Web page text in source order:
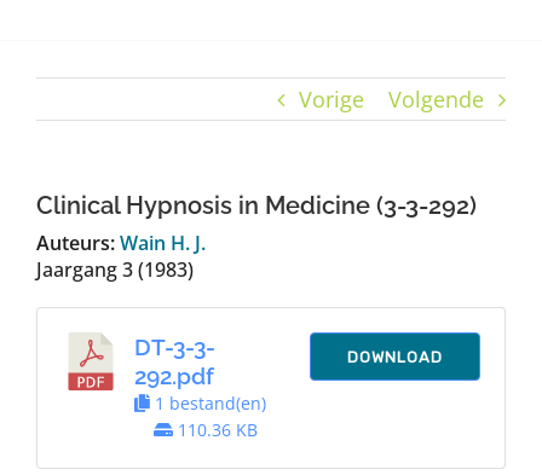
TDT Overzicht
Over Dth
Contact
Vorige Volgende
Clinical Hypnosis in Medicine (3-3-292)
Auteurs:Wain H. J.
Jaargang 3 (1983)
DT-3-3-
292.pdf
1 bestand(en)
110.36 KB
DOWNLOAD